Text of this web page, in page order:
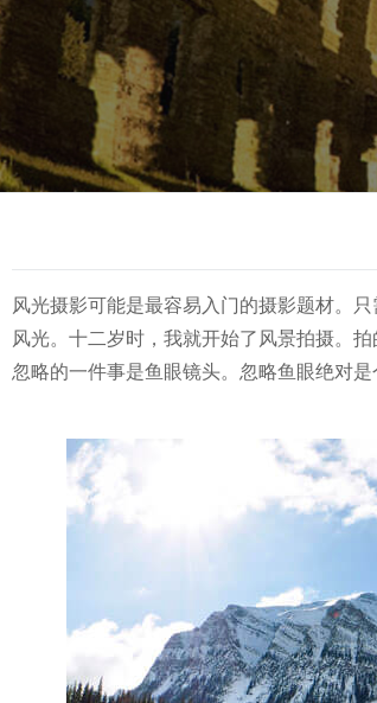
风光摄影可能是最容易入门的摄影题材。
风光。十二岁时，我就开始了风景拍摄。
忽略的一件事是鱼眼镜头。忽略鱼眼绝对是